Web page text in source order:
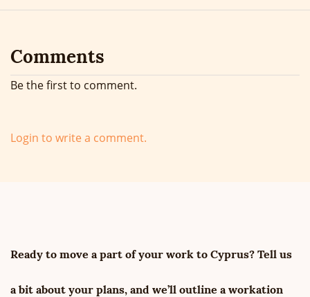
Comments
Be the first to comment.
Login to write a comment.
Ready to move a part of your work to Cyprus? Tell us
a bit about your plans, and we’ll outline a workation